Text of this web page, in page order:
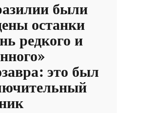
были
останки
редкого и
это был